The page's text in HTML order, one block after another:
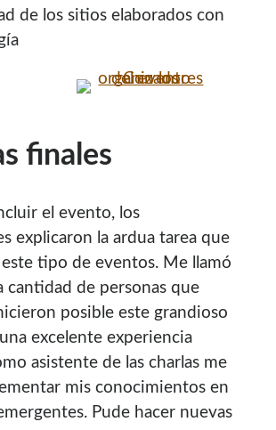
de los sitios elaborados con
finales
el evento, los
explicaron la ardua tarea que
este tipo de eventos. Me llamó
cantidad de personas que
posible este grandioso
excelente experiencia
asistente de las charlas me
mis conocimientos en
Pude hacer nuevas